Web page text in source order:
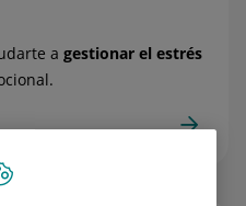
a gestionar el estrés